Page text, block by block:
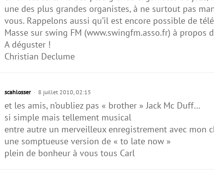
une des plus grandes organistes, à ne surtout pas
vous. Rappelons aussi qu’il est encore possible de
Masse sur swing FM (www.swingfm.asso.fr) à propos
A déguster !
Christian Declume
scahlosser 8 juillet 2010, 02:15
et les amis, n’oubliez pas « brother » Jack Mc Duff…
si simple mais tellement musical
entre autre un merveilleux enregistrement avec mon
une somptueuse version de « to late now »
plein de bonheur à vous tous Carl